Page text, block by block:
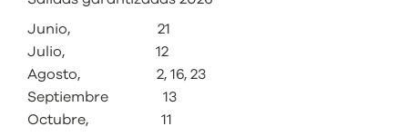
Junio, 21
Julio, 12
Agosto, 2, 16, 23
Septiembre 13
Octubre, 11